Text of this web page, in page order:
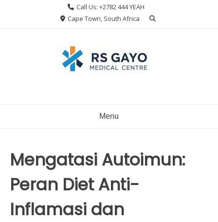
Call Us: +2782 444 YEAH
Cape Town, South Africa
Menu
Mengatasi Autoimun:
Peran Diet Anti-
Inflamasi dan